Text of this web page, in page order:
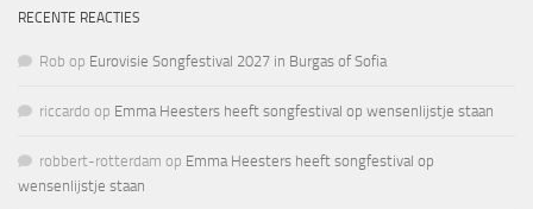
RECENTE REACTIES
Rob op Eurovisie Songfestival 2027 in Burgas of Sofia
riccardo op Emma Heesters heeft songfestival op wensenlijstje staan
robbert-rotterdam op Emma Heesters heeft songfestival op
wensenlijstje staan